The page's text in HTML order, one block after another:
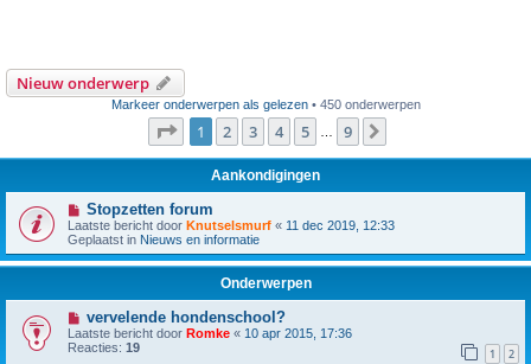
Nieuw onderwerp
Markeer onderwerpen als gelezen• 450 onderwerpen
Pagina van 9
1 2 3 4 5 9
Aankondigingen
Stopzetten forum
Laatste bericht door Knutselsmurf « 11 dec 2019, 12:33
Geplaatst in Nieuws en informatie
Onderwerpen
vervelende hondenschool?
Laatste bericht door Romke « 10 apr 2015, 17:36
Reacties: 19 1 2